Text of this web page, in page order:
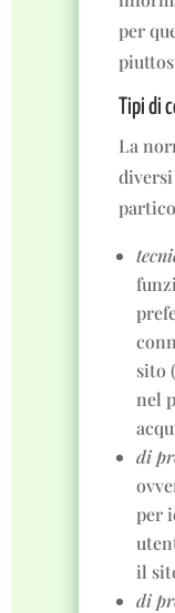
per
Tipi di
La
sito
nel
di
per
il
di